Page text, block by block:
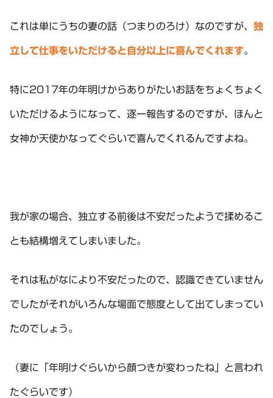
これは単にうちの妻の話（つまりのろけ）なのですが、 独
立して仕事をいただけると自分以上に喜んでくれます。
特に2017年の年明けからありがたいお話をちょくちょく
いただけるようになって、逐一報告するのですが、ほんと
女神か天使かなってぐらいで喜んでくれるんですよね。
我が家の場合、独立する前後は不安だったようで揉めるこ
とも結構増えてしまいました。
それは私がなにより不安だったので、認識できていません
でしたがそれがいろんな場面で態度として出てしまってい
たのでしょう。
（妻に「年明けぐらいから顔つきが変わったね」と言われ
たぐらいです）